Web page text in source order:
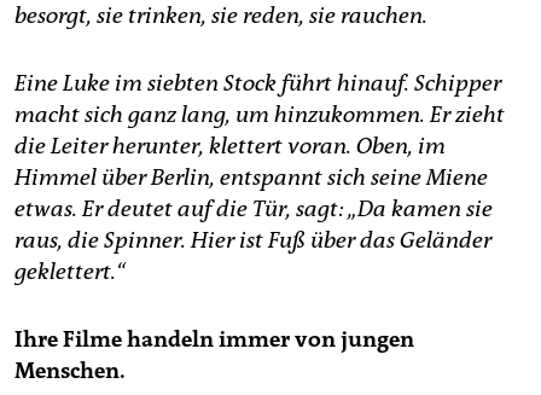
besorgt, sie trinken, sie reden, sie rauchen.
Eine Luke im siebten Stock führt hinauf. Schipper
macht sich ganz lang, um hinzukommen. Er zieht
die Leiter herunter, klettert voran. Oben, im
Himmel über Berlin, entspannt sich seine Miene
etwas. Er deutet auf die Tür, sagt: „Da kamen sie
raus, die Spinner. Hier ist Fuß über das Geländer
geklettert.“
Ihre Filme handeln immer von jungen
Menschen.